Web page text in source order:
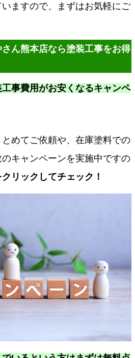
ますので、まずはお気軽にご
ん熊本店なら塗装工事をお得
事費用がお安くなるキャンペ
めてご依頼や、在庫塗料での
キャンペーンを実施中ですの
リックしてチェック！